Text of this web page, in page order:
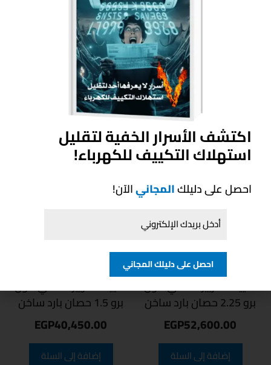
لتوزيع الهواء بشكل مثالي في جميع الاتجاهات.
نظام التشخيص الذاتيلاكتشاف الأعطال وإصلاحها
بسرعة وسهولة.
منتجات ذات صلة
تكييف كاريير كلاسي كول
برو 2.25 حصان بارد ساخن
EGP52,600.00
إضافة إلى السلة
تكييف كاريير كلاسي كول
برو 1.5 حصان بارد ساخن
EGP40,450.00
إضافة إلى السلة
اكتشف الأسرار الخفية لتقليل
استهلاك التكييف للكهرباء!
احصل على دليلكالمجانيالآن!
احصل على دليلك المجاني